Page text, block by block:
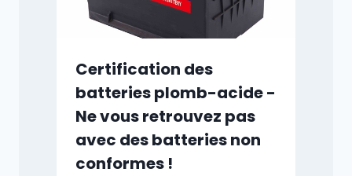
Certification des
batteries plomb-acide -
Ne vous retrouvez pas
avec des batteries non
conformes !